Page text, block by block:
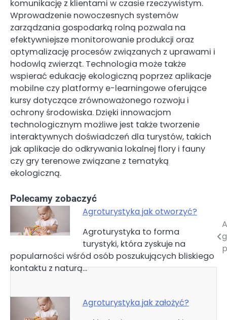
komunikację z klientami w czasie rzeczywistym.
Wprowadzenie nowoczesnych systemów
zarządzania gospodarką rolną pozwala na
efektywniejsze monitorowanie produkcji oraz
optymalizację procesów związanych z uprawami i
hodowlą zwierząt. Technologia może także
wspierać edukację ekologiczną poprzez aplikacje
mobilne czy platformy e-learningowe oferujące
kursy dotyczące zrównoważonego rozwoju i
ochrony środowiska. Dzięki innowacjom
technologicznym możliwe jest także tworzenie
interaktywnych doświadczeń dla turystów, takich
jak aplikacje do odkrywania lokalnej flory i fauny
czy gry terenowe związane z tematyką
ekologiczną.
Polecamy zobaczyć
Agroturystyka jak otworzyć?
Agroturystyka to forma
turystyki, która zyskuje na
popularności wśród osób poszukujących bliskiego
kontaktu z naturą…
Agroturystyka jak założyć?
Nawigacja